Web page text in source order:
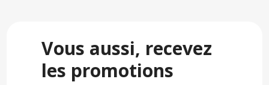
Vous aussi, recevez
les promotions